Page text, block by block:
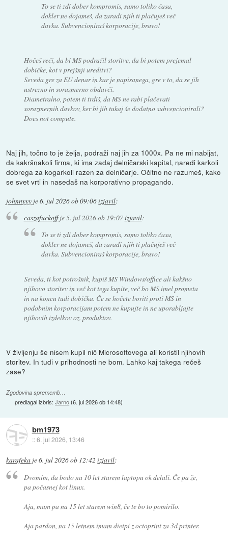
To se ti zdi dober kompromis, samo toliko časa,
dokler ne dojameš, da zaradi njih ti plačuješ več
davka. Subvencioniraš korporacije, bravo!
Hočeš reči, da bi MS podražil storitve, da bi potem prejemal
dobičke, kot v prejšnji ureditvi?
Seveda gre za EU denar in kar je napisanega, gre v to, da se jih
ustrezno in sorazmerno obdavči.
Diametralno, potem ti trdiš, da MS ne rabi plačevati
sorazmernih davkov, ker bi jih tukaj še dodatno subvencionirali?
Does not compute.
Naj jih, točno to je želja, podraži naj jih za 1000x. Pa ne mi nabijat,
da kakršnakoli firma, ki ima zadaj delničarski kapital, naredi karkoli
dobrega za kogarkoli razen za delničarje. Očitno ne razumeš, kako
se svet vrti in nasedaš na korporativno propagando.
johnnyyy je6. jul 2026 ob 09:06izjavil:
caszafuckoffje5. jul 2026 ob 19:07izjavil:
To se ti zdi dober kompromis, samo toliko časa,
dokler ne dojameš, da zaradi njih ti plačuješ več
davka. Subvencioniraš korporacije, bravo!
Seveda, ti kot potrošnik, kupiš MS Windows/office ali kakšno
njihovo storitev in več kot tega kupite, več bo MS imel prometa
in na koncu tudi dobička. Če se hočete boriti proti MS in
podobnim korporacijam potem ne kupujte in ne uporabljajte
njihovih izdelkov oz. produktov.
V življenju še nisem kupil nič Microsoftovega ali koristil njihovih
storitev. In tudi v prihodnosti ne bom. Lahko kaj takega rečeš
zase?
Zgodovina sprememb…
predlagal izbris:Jarno(6. jul 2026 ob 14:48)
bm1973
::6. jul 2026, 13:46
karafeka je6. jul 2026 ob 12:42 izjavil:
Dvomim, da bodo na 10 let starem laptopu ok delali. Če pa že,
pa počasnej kot linux.
Aja, mam pa na 15 let starem win8, če te bo to pomirilo.
Aja pardon, na 15 letnem imam dietpi z octoprint za 3d printer.